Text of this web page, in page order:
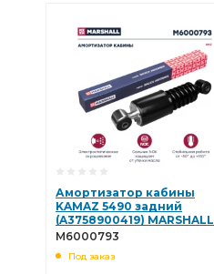
Амортизатор кабины
KAMAZ 5490 задний
(A3758900419) MARSHALL
M6000793
M6000793
Под заказ